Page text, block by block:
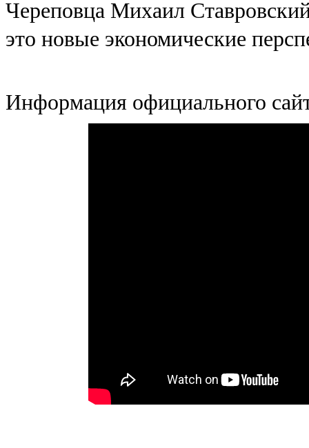
Череповца Михаил
это новые экономические
Информация официального